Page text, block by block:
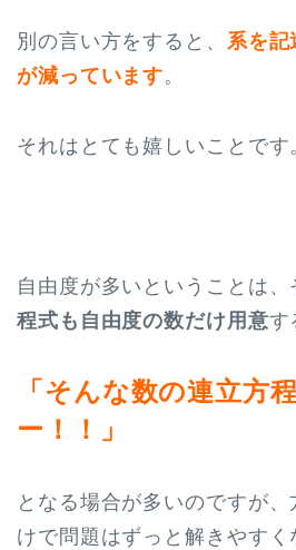
別の言い方をすると、 系を記
が減っています。
それはとても嬉しいことです
自由度が多いということは
程式も自由度の数だけ用意す
「そんな数の連立方
ー！！」
となる場合が多いのですが
けで問題はずっと解きやすく